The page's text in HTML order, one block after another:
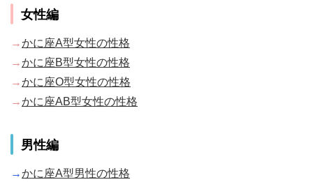
女性編
→かに座A型女性の性格
→かに座B型女性の性格
→かに座O型女性の性格
→かに座AB型女性の性格
男性編
→かに座A型男性の性格